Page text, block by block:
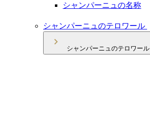
シャンパーニュの名称
シャンパーニュのテロワール
シャンパーニュのテロワール